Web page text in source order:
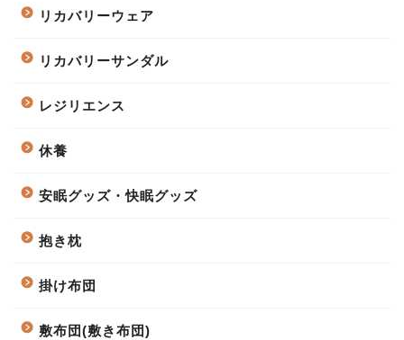
リカバリーウェア
リカバリーサンダル
レジリエンス
休養
安眠グッズ・快眠グッズ
抱き枕
掛け布団
敷布団(敷き布団)